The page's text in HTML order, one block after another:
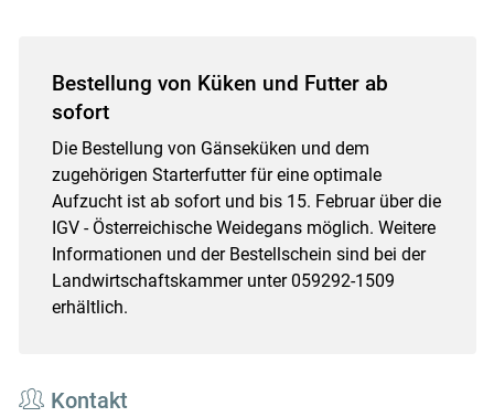
Bestellung von Küken und Futter ab
sofort
Die Bestellung von Gänseküken und dem
zugehörigen Starterfutter für eine optimale
Aufzucht ist ab sofort und bis 15. Februar über die
IGV - Österreichische Weidegans möglich. Weitere
Informationen und der Bestellschein sind bei der
Landwirtschaftskammer unter 059292-1509
erhältlich.
Kontakt